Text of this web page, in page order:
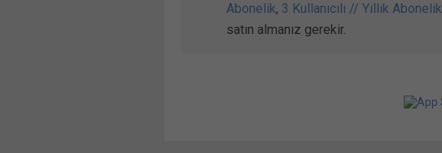
Abonelik, 3 Kullanıcılı // Yıllık Abonelik
satın almanız gerekir.